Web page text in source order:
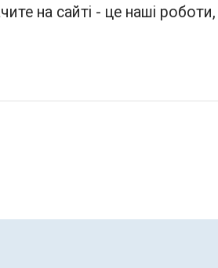
на сайті - це наші